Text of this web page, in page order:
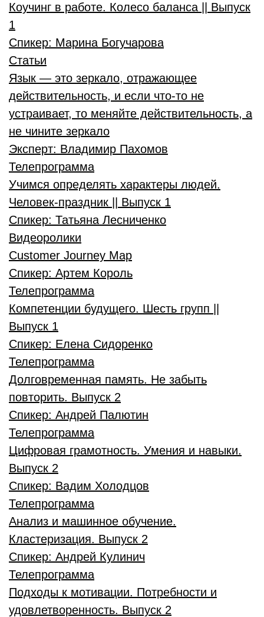
Коучинг в работе. Колесо баланса || Выпуск
1
Спикер: Марина Богучарова
Статьи
Язык — это зеркало, отражающее
действительность, и если что-то не
устраивает, то меняйте действительность, а
не чините зеркало
Эксперт: Владимир Пахомов
Телепрограмма
Учимся определять характеры людей.
Человек-праздник || Выпуск 1
Спикер: Татьяна Лесниченко
Видеоролики
Customer Journey Map
Спикер: Артем Король
Телепрограмма
Компетенции будущего. Шесть групп ||
Выпуск 1
Спикер: Елена Сидоренко
Телепрограмма
Долговременная память. Не забыть
повторить. Выпуск 2
Спикер: Андрей Палютин
Телепрограмма
Цифровая грамотность. Умения и навыки.
Выпуск 2
Спикер: Вадим Холодцов
Телепрограмма
Анализ и машинное обучение.
Кластеризация. Выпуск 2
Спикер: Андрей Кулинич
Телепрограмма
Подходы к мотивации. Потребности и
удовлетворенность. Выпуск 2